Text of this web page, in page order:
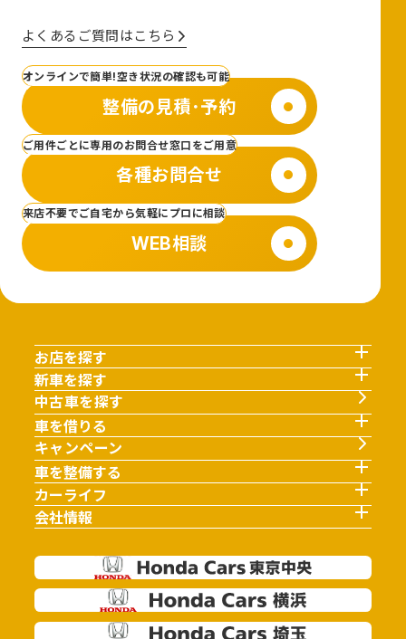
よくあるご質問はこちら
オンラインで簡単!空き状況の確認も可能
整備の見積･予約
ご用件ごとに専用のお問合せ窓口をご用意
各種お問合せ
来店不要でご自宅から気軽にプロに相談
WEB相談
お店を探す
新車を探す
中古車を探す
車を借りる
キャンペーン
車を整備する
カーライフ
会社情報